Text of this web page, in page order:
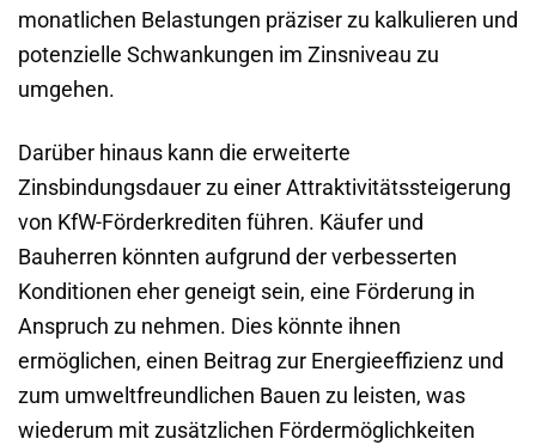
monatlichen Belastungen präziser zu kalkulieren und
potenzielle Schwankungen im Zinsniveau zu
umgehen.
Darüber hinaus kann die erweiterte
Zinsbindungsdauer zu einer Attraktivitätssteigerung
von KfW-Förderkrediten führen. Käufer und
Bauherren könnten aufgrund der verbesserten
Konditionen eher geneigt sein, eine Förderung in
Anspruch zu nehmen. Dies könnte ihnen
ermöglichen, einen Beitrag zur Energieeffizienz und
zum umweltfreundlichen Bauen zu leisten, was
wiederum mit zusätzlichen Fördermöglichkeiten